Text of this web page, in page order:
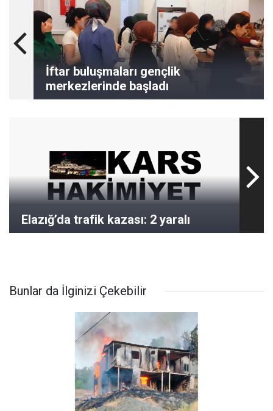
İftar buluşmaları gençlik
merkezlerinde başladı
Elazığ’da trafik kazası: 2 yaralı
Bunlar da İlginizi Çekebilir